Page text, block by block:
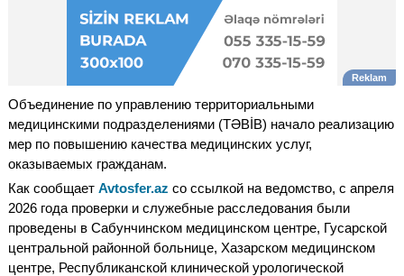
Объединение по управлению территориальными
медицинскими подразделениями (TƏBİB) начало реализацию
мер по повышению качества медицинских услуг,
оказываемых гражданам.
Как сообщает Avtosfer.az со ссылкой на ведомство, с апреля
2026 года проверки и служебные расследования были
проведены в Сабунчинском медицинском центре, Гусарской
центральной районной больнице, Хазарском медицинском
центре, Республиканской клинической урологической